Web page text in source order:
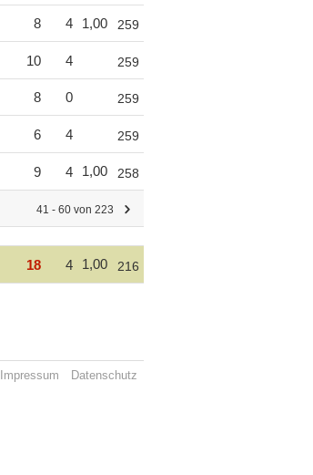
8 4 1,00 259
10 4 259
8 0 259
6 4 259
9 4 1,00 258
41 - 60 von 223
18 4 1,00 216
Impressum Datenschutz